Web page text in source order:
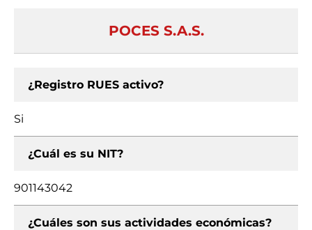
POCES S.A.S.
¿Registro RUES activo?
Si
¿Cuál es su NIT?
901143042
¿Cuáles son sus actividades económicas?